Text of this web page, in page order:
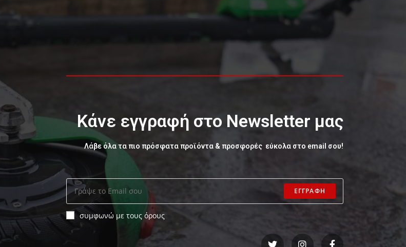
Κάνε εγγραφή στο Newsletter μας
Λάβε όλα τα πιο πρόσφατα προϊόντα & προσφορές εύκολα στο email σου!
ΕΓΓΡΑΦΗ
συμφωνώ με τους όρους